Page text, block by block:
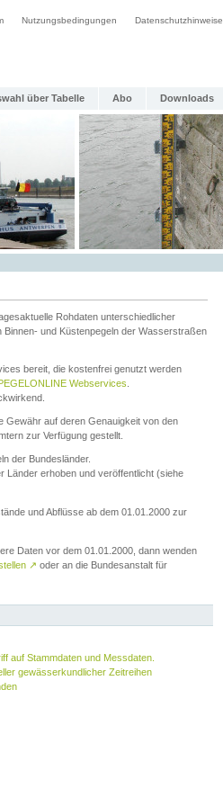
Nutzungsbedingungen Datenschutzhinweise
über Tabelle Abo Downloads
Rohdaten unterschiedlicher
und Küstenpegeln der Wasserstraßen
bereit, die kostenfrei genutzt werden
Webservices
Gewähr auf deren Genauigkeit von den
zur Verfügung gestellt.
der Bundesländer.
Länder erhoben und veröffentlicht (siehe
und Abflüsse ab dem 01.01.2000 zur
Daten vor dem 01.01.2000, dann wenden
↗ oder an die Bundesanstalt für
auf Stammdaten und Messdaten.
gewässerkundlicher Zeitreihen